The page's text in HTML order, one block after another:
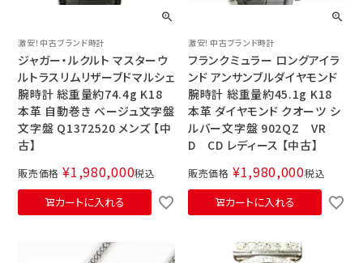
激安！中古ブランド時計
ジャガー・ルクルト マスターウ
ルトラスリムリザーブドマルシェ
腕時計 総重量約74.4g K18
本革 自動巻き ベージュ文字盤
文字盤 Q1372520 メンズ 【中
古】
販売価格 ¥1,980,000税込
カートに入れる
激安！中古ブランド時計
フランクミュラー ロングアイラ
ンド アンサンブルダイヤモンド
腕時計 総重量約45.1g K18
本革 ダイヤモンド クオーツ シ
ルバー文字盤 902QZ VR
D CD レディース 【中古】
販売価格 ¥1,980,000税込
カートに入れる